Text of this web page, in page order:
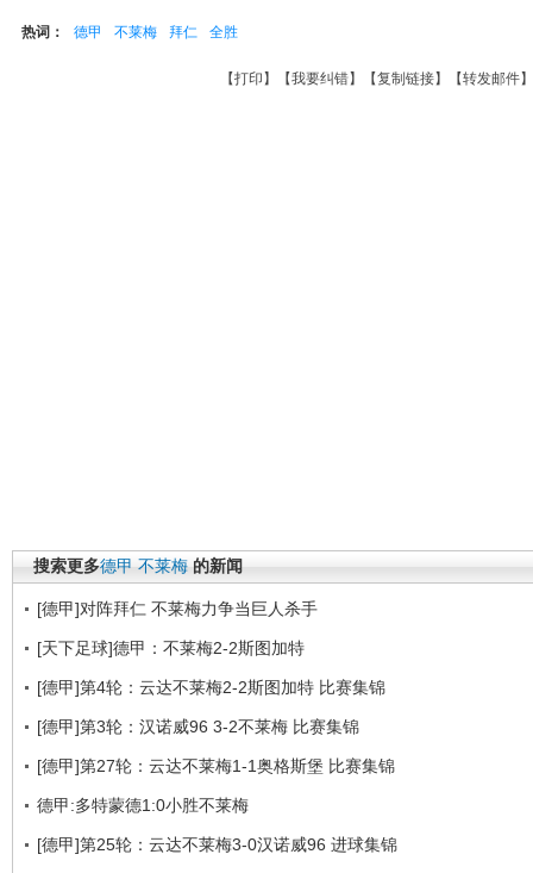
热词： 德甲 不莱梅 拜仁 全胜
【打印 】【我要纠错】【复制链接】【转发邮件
搜索更多德甲 不莱梅 的新闻
[德甲]对阵拜仁 不莱梅力争当巨人杀手
[天下足球]德甲：不莱梅2-2斯图加特
[德甲]第4轮：云达不莱梅2-2斯图加特 比赛集锦
[德甲]第3轮：汉诺威96 3-2不莱梅 比赛集锦
[德甲]第27轮：云达不莱梅1-1奥格斯堡 比赛集锦
德甲:多特蒙德1:0小胜不莱梅
[德甲]第25轮：云达不莱梅3-0汉诺威96 进球集锦